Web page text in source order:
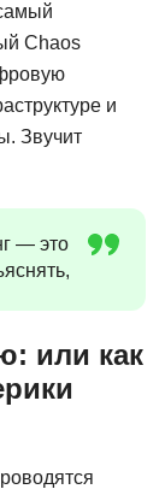
Chaos
и
Звучит
— это
или как